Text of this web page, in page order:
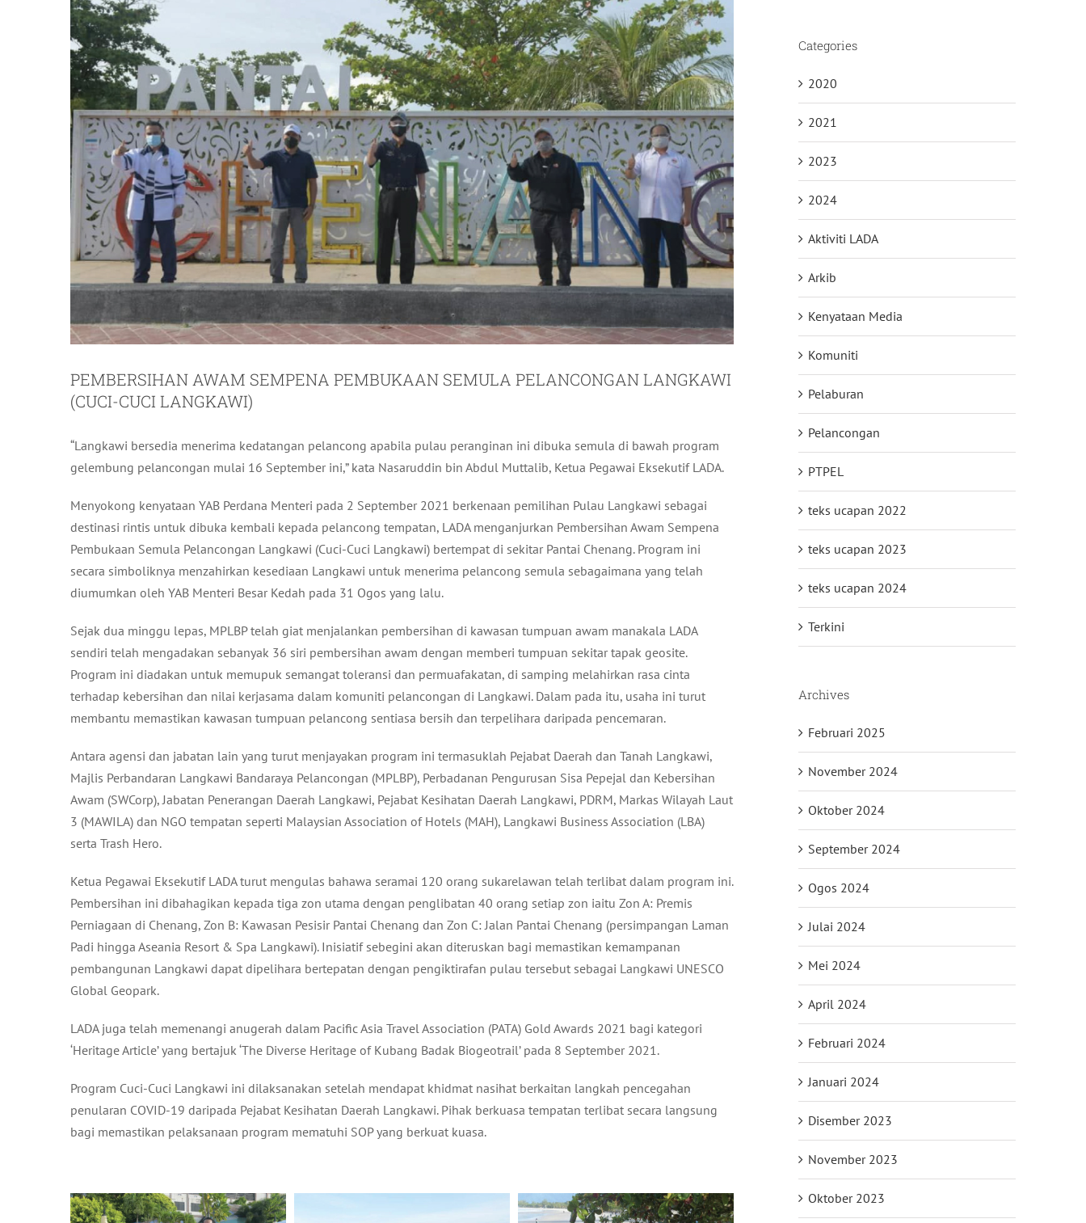
PEMBERSIHAN AWAM SEMPENA PEMBUKAAN SEMULA PELANCONGAN LANGKAWI
(CUCI-CUCI LANGKAWI)
“Langkawi bersedia menerima kedatangan pelancong apabila pulau peranginan ini dibuka semula di bawah program
gelembung pelancongan mulai 16 September ini,” kata Nasaruddin bin Abdul Muttalib, Ketua Pegawai Eksekutif LADA.
Menyokong kenyataan YAB Perdana Menteri pada 2 September 2021 berkenaan pemilihan Pulau Langkawi sebagai
destinasi rintis untuk dibuka kembali kepada pelancong tempatan, LADA menganjurkan Pembersihan Awam Sempena
Pembukaan Semula Pelancongan Langkawi (Cuci-Cuci Langkawi) bertempat di sekitar Pantai Chenang. Program ini
secara simboliknya menzahirkan kesediaan Langkawi untuk menerima pelancong semula sebagaimana yang telah
diumumkan oleh YAB Menteri Besar Kedah pada 31 Ogos yang lalu.
Sejak dua minggu lepas, MPLBP telah giat menjalankan pembersihan di kawasan tumpuan awam manakala LADA
sendiri telah mengadakan sebanyak 36 siri pembersihan awam dengan memberi tumpuan sekitar tapak geosite.
Program ini diadakan untuk memupuk semangat toleransi dan permuafakatan, di samping melahirkan rasa cinta
terhadap kebersihan dan nilai kerjasama dalam komuniti pelancongan di Langkawi. Dalam pada itu, usaha ini turut
membantu memastikan kawasan tumpuan pelancong sentiasa bersih dan terpelihara daripada pencemaran.
Antara agensi dan jabatan lain yang turut menjayakan program ini termasuklah Pejabat Daerah dan Tanah Langkawi,
Majlis Perbandaran Langkawi Bandaraya Pelancongan (MPLBP), Perbadanan Pengurusan Sisa Pepejal dan Kebersihan
Awam (SWCorp), Jabatan Penerangan Daerah Langkawi, Pejabat Kesihatan Daerah Langkawi, PDRM, Markas Wilayah Laut
3 (MAWILA) dan NGO tempatan seperti Malaysian Association of Hotels (MAH), Langkawi Business Association (LBA)
serta Trash Hero.
Ketua Pegawai Eksekutif LADA turut mengulas bahawa seramai 120 orang sukarelawan telah terlibat dalam program ini.
Pembersihan ini dibahagikan kepada tiga zon utama dengan penglibatan 40 orang setiap zon iaitu Zon A: Premis
Perniagaan di Chenang, Zon B: Kawasan Pesisir Pantai Chenang dan Zon C: Jalan Pantai Chenang (persimpangan Laman
Padi hingga Aseania Resort & Spa Langkawi). Inisiatif sebegini akan diteruskan bagi memastikan kemampanan
pembangunan Langkawi dapat dipelihara bertepatan dengan pengiktirafan pulau tersebut sebagai Langkawi UNESCO
Global Geopark.
LADA juga telah memenangi anugerah dalam Pacific Asia Travel Association (PATA) Gold Awards 2021 bagi kategori
‘Heritage Article’ yang bertajuk ‘The Diverse Heritage of Kubang Badak Biogeotrail’ pada 8 September 2021.
Program Cuci-Cuci Langkawi ini dilaksanakan setelah mendapat khidmat nasihat berkaitan langkah pencegahan
penularan COVID-19 daripada Pejabat Kesihatan Daerah Langkawi. Pihak berkuasa tempatan terlibat secara langsung
bagi memastikan pelaksanaan program mematuhi SOP yang berkuat kuasa.
Categories
2020
2021
2023
2024
Aktiviti LADA
Arkib
Kenyataan Media
Komuniti
Pelaburan
Pelancongan
PTPEL
teks ucapan 2022
teks ucapan 2023
teks ucapan 2024
Terkini
Archives
Februari 2025
November 2024
Oktober 2024
September 2024
Ogos 2024
Julai 2024
Mei 2024
April 2024
Februari 2024
Januari 2024
Disember 2023
November 2023
Oktober 2023